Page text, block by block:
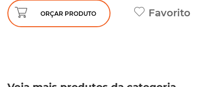
ORÇAR PRODUTO Favorito